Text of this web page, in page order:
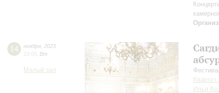
14 ноября 2023
19:00 Вт
Малый зал
Илья